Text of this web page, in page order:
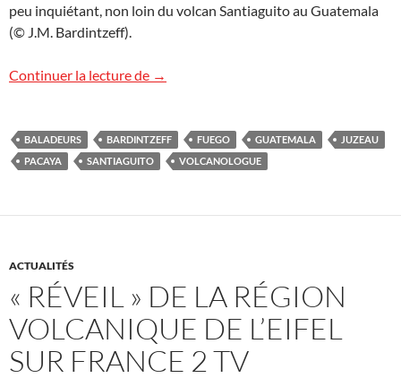
peu inquiétant, non loin du volcan Santiaguito au Guatemala
(© J.M. Bardintzeff).
Continuer la lecture de Les « Baladeurs » au Guatemala
→
BALADEURS BARDINTZEFF FUEGO GUATEMALA
JUZEAU
PACAYA
SANTIAGUITO VOLCANOLOGUE
ACTUALITÉS
« RÉVEIL » DE LA RÉGION
VOLCANIQUE DE L’EIFEL
SUR FRANCE 2 TV